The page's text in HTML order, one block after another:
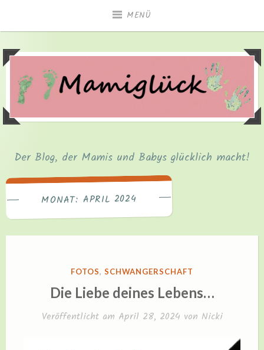
MENÜ
Der Blog, der Mamis und Babys glücklich macht!
MONAT: APRIL 2024
VERÖFFENTLICHT
FOTOS, SCHWANGERSCHAFT
Die Liebe deines Lebens…
Veröffentlicht am April 28, 2024 von Nicki